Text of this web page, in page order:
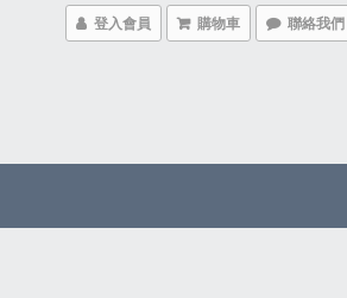
登入會員 購物車 聯絡我們